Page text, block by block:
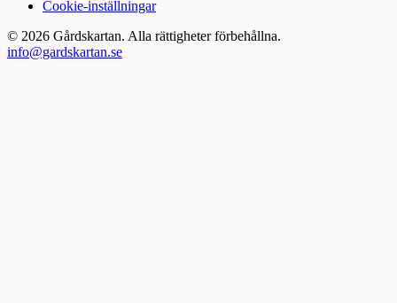
Cookie-inställningar
© 2026 Gårdskartan. Alla rättigheter förbehållna.
info@gardskartan.se